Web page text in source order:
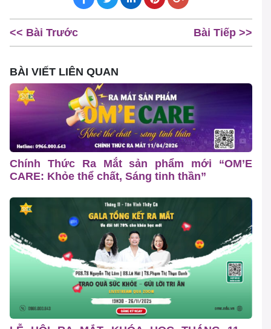
<< Bài Trước Bài Tiếp >>
BÀI VIẾT LIÊN QUAN
Chính Thức Ra Mắt sản phẩm mới “OM’E
CARE: Khỏe thể chất, Sáng tinh thần”